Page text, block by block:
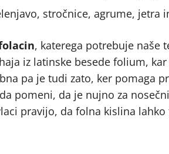
stročnice, agrume, jetra
, katerega potrebuje naše
iz latinske besede folium,
pa je tudi zato, ker pomaga
pomeni, da je nujno za
pravijo, da folna kislina